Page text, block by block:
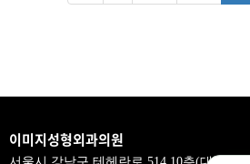
이미지성형외과의원